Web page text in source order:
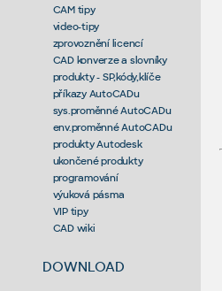
CAM tipy
video-tipy
zprovoznění licencí
CAD konverze a slovníky
produkty - SP,kódy,klíče
příkazy AutoCADu
sys.proměnné AutoCADu
env.proměnné AutoCADu
produkty Autodesk
ukončené produkty
programování
výuková pásma
VIP tipy
CAD wiki
DOWNLOAD